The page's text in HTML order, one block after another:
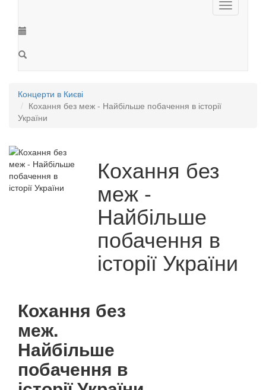
Toggle
navigation
Концерти в Києві
Кохання без меж - Найбільше побачення в історії
України
Кохання без
меж -
Найбільше
побачення в
історії України
Кохання без
меж.
Найбільше
побачення в